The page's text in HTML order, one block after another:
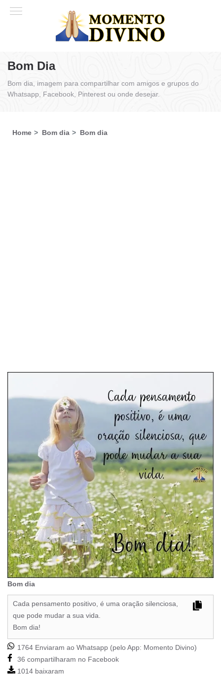
Bom Dia
Bom dia, imagem para compartilhar com amigos e grupos do
Whatsapp, Facebook, Pinterest ou onde desejar.
Home Bom dia Bom dia
Bom dia
Cada pensamento positivo, é uma oração silenciosa,
que pode mudar a sua vida.
Bom dia!
1764 Enviaram ao Whatsapp (pelo App: Momento Divino)
36 compartilharam no Facebook
1014 baixaram